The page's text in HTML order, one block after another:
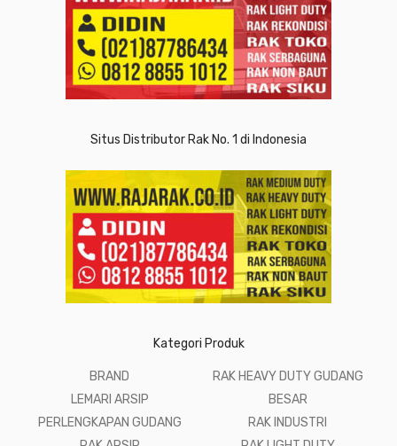
Situs Distributor Rak No. 1 di Indonesia
Kategori Produk
BRAND
LEMARI ARSIP
PERLENGKAPAN GUDANG
RAK HEAVY DUTY GUDANG
BESAR
RAK INDUSTRI